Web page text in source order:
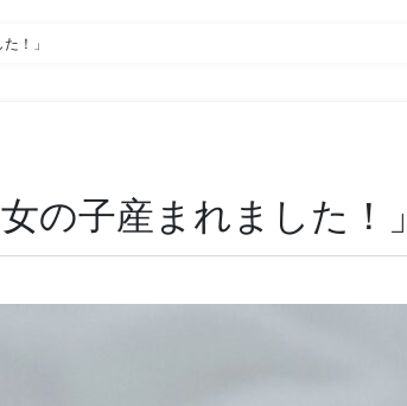
！」
の子産まれました！」